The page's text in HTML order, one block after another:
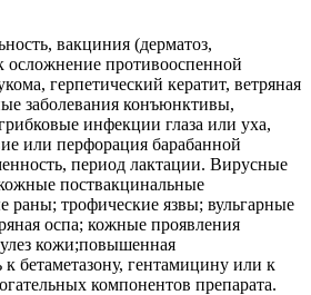
вакциния (дерматоз,
противооспенной
герпетический кератит, ветряная
заболевания конъюнктивы,
инфекции глаза или уха,
или перфорация барабанной
период лактации. Вирусные
поствакцинальные
раны; трофические язвы; вульгарные
оспа; кожные проявления
кожи;повышенная
к бетаметазону, гентамицину или к
компонентов препарата.